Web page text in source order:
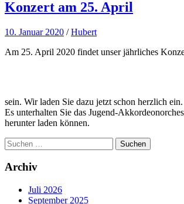
Konzert am 25. April
10. Januar 2020 /Hubert
Am 25. April 2020 findet unser jährliches
sein. Wir laden Sie dazu jetzt schon herzlich ein.
Es unterhalten Sie das Jugend-
herunter laden können.
Suchen
nach:
Archiv
Juli 2026
September 2025